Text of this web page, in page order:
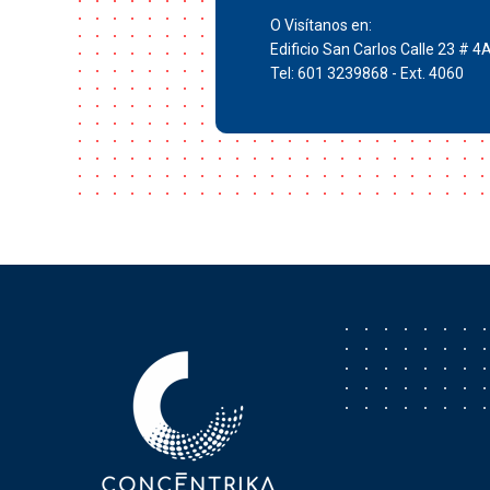
O Visítanos en:
Edificio San Carlos Calle 23 #
Tel: 601 3239868 - Ext. 4060